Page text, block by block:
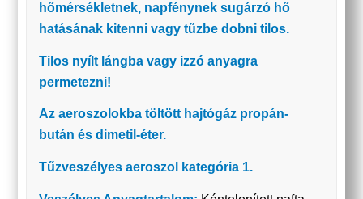
hőmérsékletnek, napfénynek sugárzó hő
hatásának kitenni vagy tűzbe dobni tilos.
Tilos nyílt lángba vagy izzó anyagra
permetezni!
Az aeroszolokba töltött hajtógáz propán-
bután és dimetil-éter.
Tűzveszélyes aeroszol kategória 1.